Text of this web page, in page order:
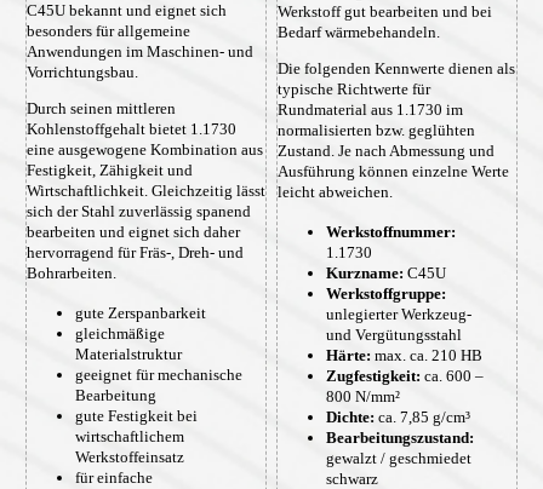
C45U bekannt und eignet sich
besonders für allgemeine
Anwendungen im Maschinen- und
Vorrichtungsbau.
Durch seinen mittleren
Kohlenstoffgehalt bietet 1.1730
eine ausgewogene Kombination aus
Festigkeit, Zähigkeit und
Wirtschaftlichkeit. Gleichzeitig lässt
sich der Stahl zuverlässig spanend
bearbeiten und eignet sich daher
hervorragend für Fräs-, Dreh- und
Bohrarbeiten.
gute Zerspanbarkeit
gleichmäßige
Materialstruktur
geeignet für mechanische
Bearbeitung
gute Festigkeit bei
wirtschaftlichem
Werkstoffeinsatz
für einfache
Werkstoff gut bearbeiten und bei
Bedarf wärmebehandeln.
Die folgenden Kennwerte dienen als
typische Richtwerte für
Rundmaterial aus 1.1730 im
normalisierten bzw. geglühten
Zustand. Je nach Abmessung und
Ausführung können einzelne Werte
leicht abweichen.
Werkstoffnummer:
1.1730
Kurzname: C45U
Werkstoffgruppe:
unlegierter Werkzeug-
und Vergütungsstahl
Härte: max. ca. 210 HB
Zugfestigkeit: ca. 600 –
800 N/mm²
Dichte: ca. 7,85 g/cm³
Bearbeitungszustand:
gewalzt / geschmiedet
schwarz